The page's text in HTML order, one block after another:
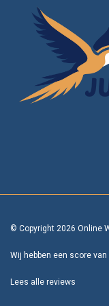
© Copyright 2026 Online
Wij hebben een score van
Lees alle reviews